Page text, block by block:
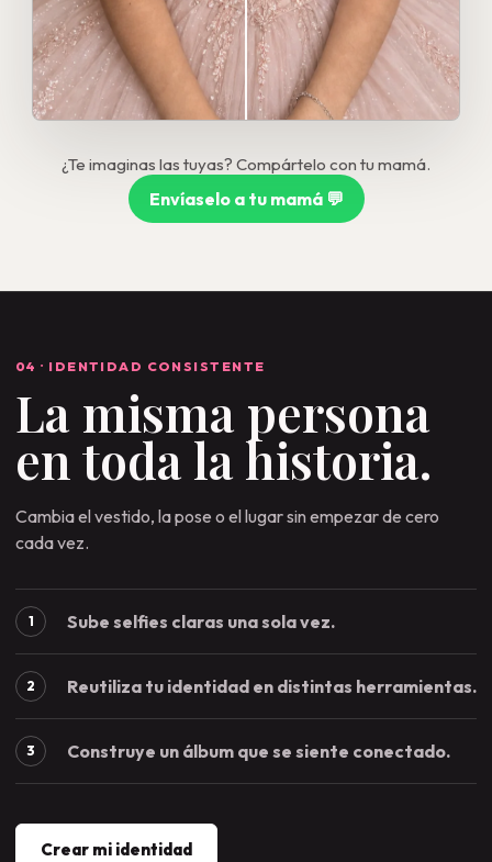
¿Te imaginas las tuyas? Compártelo con tu mamá.
Envíaselo a tu mamá 💬
04 · IDENTIDAD CONSISTENTE
La misma persona
en toda la historia.
Cambia el vestido, la pose o el lugar sin empezar de cero
cada vez.
1 Sube selfies claras una sola vez.
2 Reutiliza tu identidad en distintas herramientas.
3 Construye un álbum que se siente conectado.
Crear mi identidad